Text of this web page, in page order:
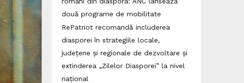
două programe de mobilitate
RePatriot recomandă includerea
diasporei în strategiile locale,
județene și regionale de dezvoltare și
extinderea „Zilelor Diasporei” la nivel
național